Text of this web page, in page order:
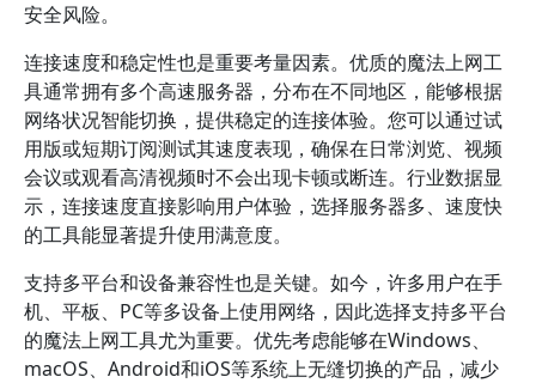
安全风险。
连接速度和稳定性也是重要考量因素。优质的魔法上网工
具通常拥有多个高速服务器，分布在不同地区，能够根据
网络状况智能切换，提供稳定的连接体验。您可以通过试
用版或短期订阅测试其速度表现，确保在日常浏览、视频
会议或观看高清视频时不会出现卡顿或断连。行业数据显
示，连接速度直接影响用户体验，选择服务器多、速度快
的工具能显著提升使用满意度。
支持多平台和设备兼容性也是关键。如今，许多用户在手
机、平板、PC等多设备上使用网络，因此选择支持多平台
的魔法上网工具尤为重要。优先考虑能够在Windows、
macOS、Android和iOS等系统上无缝切换的产品，减少